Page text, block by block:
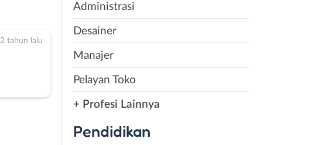
2 tahun lalu
Administrasi
Desainer
Manajer
Pelayan Toko
+ Profesi Lainnya
Pendidikan